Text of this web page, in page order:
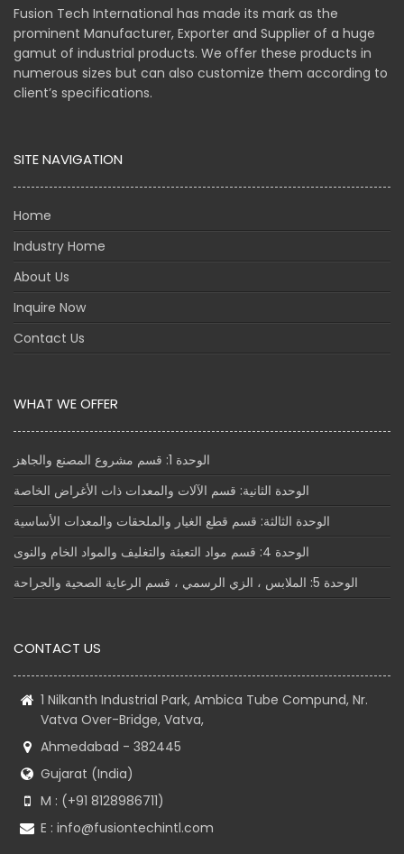
Fusion Tech International has made its mark as the
prominent Manufacturer, Exporter and Supplier of a huge
gamut of industrial products. We offer these products in
numerous sizes but can also customize them according to
client’s specifications.
SITE NAVIGATION
Home
Industry Home
About Us
Inquire Now
Contact Us
WHAT WE OFFER
الوحدة 1: قسم مشروع المصنع والجاهز
الوحدة الثانية: قسم الآلات والمعدات ذات الأغراض الخاصة
الوحدة الثالثة: قسم قطع الغيار والملحقات والمعدات الأساسية
الوحدة 4: قسم مواد التعبئة والتغليف والمواد الخام والنوى
الوحدة 5: الملابس ، الزي الرسمي ، قسم الرعاية الصحية والجراحة
CONTACT US
1 Nilkanth Industrial Park, Ambica Tube Compund, Nr.
Vatva Over-Bridge, Vatva,
Ahmedabad - 382445
Gujarat (India)
M : (+91 8128986711)
E : info@fusiontechintl.com